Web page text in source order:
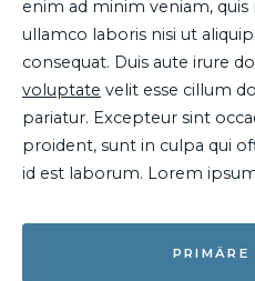
enim ad minim veniam,
ullamco laboris nisi ut
consequat. Duis aute irure
voluptate velit esse cillum
pariatur. Excepteur sint
proident, sunt in culpa qui
id est laborum. Lorem